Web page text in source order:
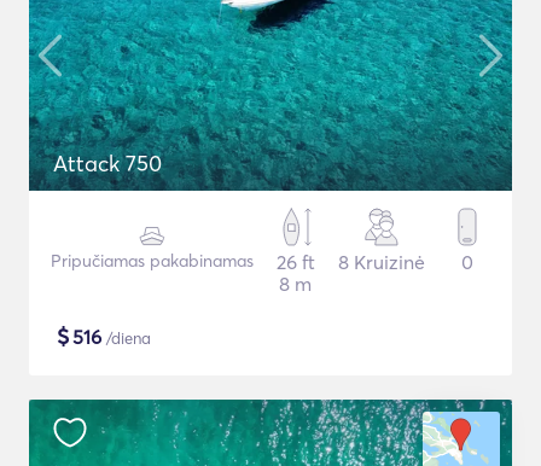
Attack 750
Pripučiamas pakabinamas
26 ft
8 m
8 Kruizinė 0
$516 /diena